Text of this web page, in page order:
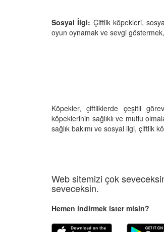
Sosyal İlgi: Çiftlik köpekleri,
oyun oynamak ve sevgi
Köpekler, çiftliklerde çeşitli
köpeklerinin sağlıklı ve mutlu
sağlık bakımı ve sosyal ilgi, çiftlik
Web sitemizi çok
seveceksin.
Hemen indirmek ister misin?